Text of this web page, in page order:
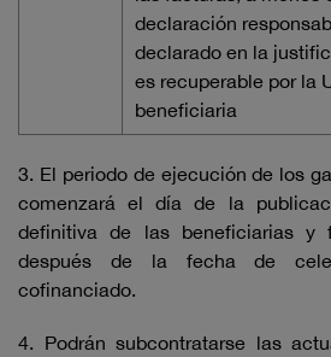
declaración
declarado en la
es recuperable por la
beneficiaria
3. El periodo de ejecución de los
comenzará el día de la
definitiva de las beneficiarias y
después de la fecha de
cofinanciado.
4. Podrán subcontratarse las